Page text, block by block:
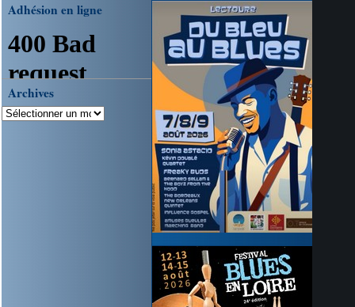
Adhésion en ligne
Archives